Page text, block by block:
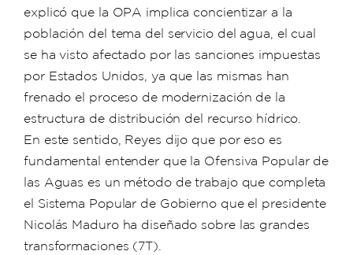
explicó que la OPA implica concientizar a la
población del tema del servicio del agua, el cual
se ha visto afectado por las sanciones impuestas
por Estados Unidos, ya que las mismas han
frenado el proceso de modernización de la
estructura de distribución del recurso hídrico.
En este sentido, Reyes dijo que por eso es
fundamental entender que la Ofensiva Popular de
las Aguas es un método de trabajo que completa
el Sistema Popular de Gobierno que el presidente
Nicolás Maduro ha diseñado sobre las grandes
transformaciones (7T).